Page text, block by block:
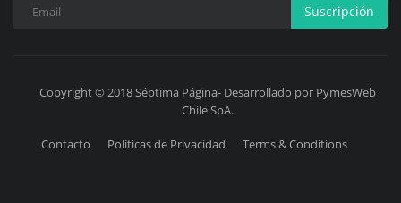
Suscripción
Copyright © 2018 Séptima Página- Desarrollado por PymesWeb
Chile SpA.
Contacto Políticas de Privacidad Terms & Conditions